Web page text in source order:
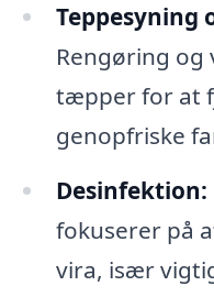
Teppesyning
Rengøring og
tæpper for at
genopfriske
Desinfektion:
fokuserer på
vira, især